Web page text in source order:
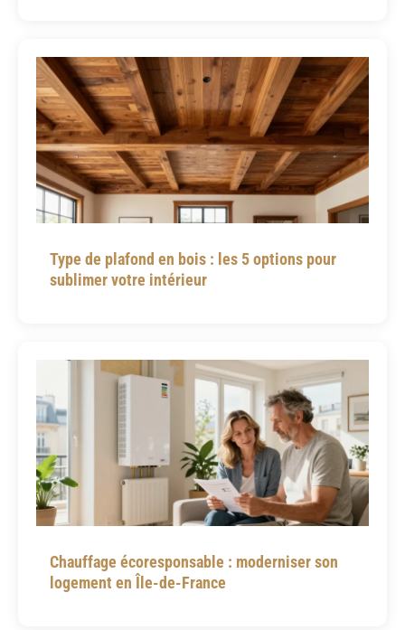
Type de plafond en bois : les 5 options pour
sublimer votre intérieur
Chauffage écoresponsable : moderniser son
logement en Île-de-France